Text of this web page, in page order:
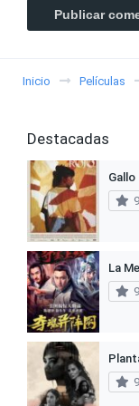
Inicio Películas
Destacadas
Gallo
La
9